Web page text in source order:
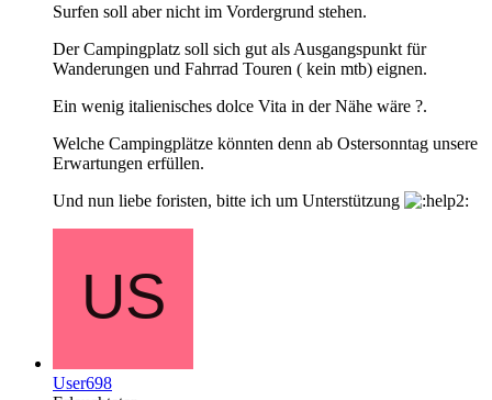
Surfen soll aber nicht im Vordergrund stehen.
Der Campingplatz soll sich gut als Ausgangspunkt für
Wanderungen und Fahrrad Touren ( kein mtb) eignen.
Ein wenig italienisches dolce Vita in der Nähe wäre ?.
Welche Campingplätze könnten denn ab Ostersonntag unsere
Erwartungen erfüllen.
Und nun liebe foristen, bitte ich um Unterstützung
User698